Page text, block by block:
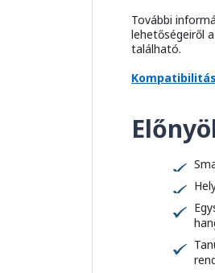
További
lehetőségeiről
található.